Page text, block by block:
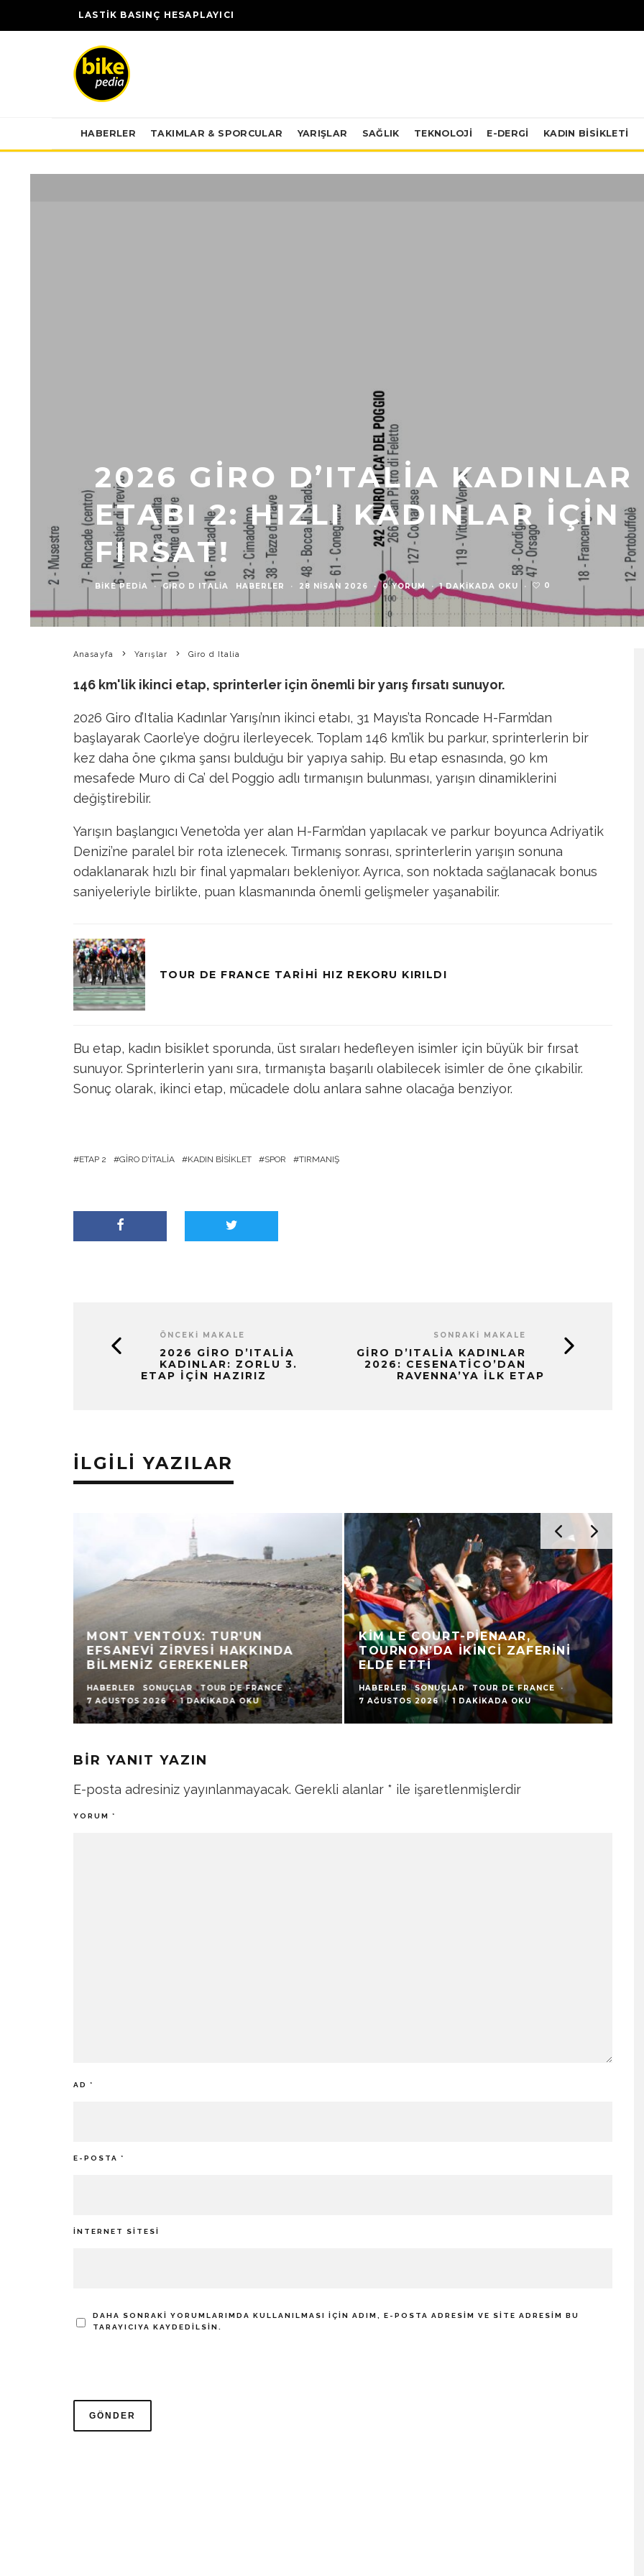
LASTİK BASINÇ HESAPLAYICI
HABERLER TAKIMLAR & SPORCULAR YARIŞLAR SAĞLIK TEKNOLOJI E-DERGİ KADIN BISIKLETI
2026 GIRO D’ITALIA KADINLAR
ETABI 2: HIZLI KADINLAR İÇIN
FIRSAT!
BIKE PEDIA · GIRO D ITALIA HABERLER · 28 NISAN 2026 · 0 YORUM · 1 DAKIKADA OKU · 0
Anasayfa Yarışlar Giro d Italia
146 km'lik ikinci etap, sprinterler için önemli bir yarış fırsatı sunuyor.
2026 Giro d’Italia Kadınlar Yarışı’nın ikinci etabı, 31 Mayıs’ta Roncade H-Farm’dan
başlayarak Caorle’ye doğru ilerleyecek. Toplam 146 km’lik bu parkur, sprinterlerin bir
kez daha öne çıkma şansı bulduğu bir yapıya sahip. Bu etap esnasında, 90 km
mesafede Muro di Ca’ del Poggio adlı tırmanışın bulunması, yarışın dinamiklerini
değiştirebilir.
Yarışın başlangıcı Veneto’da yer alan H-Farm’dan yapılacak ve parkur boyunca Adriyatik
Denizi’ne paralel bir rota izlenecek. Tırmanış sonrası, sprinterlerin yarışın sonuna
odaklanarak hızlı bir final yapmaları bekleniyor. Ayrıca, son noktada sağlanacak bonus
saniyeleriyle birlikte, puan klasmanında önemli gelişmeler yaşanabilir.
TOUR DE FRANCE TARIHI HIZ REKORU KIRILDI
Bu etap, kadın bisiklet sporunda, üst sıraları hedefleyen isimler için büyük bir fırsat
sunuyor. Sprinterlerin yanı sıra, tırmanışta başarılı olabilecek isimler de öne çıkabilir.
Sonuç olarak, ikinci etap, mücadele dolu anlara sahne olacağa benziyor.
ETAP 2 GIRO D'ITALIA KADIN BISIKLET SPOR TIRMANIŞ
ÖNCEKI MAKALE
2026 GIRO D’ITALIA
KADINLAR: ZORLU 3.
ETAP İÇIN HAZIRIZ
SONRAKI MAKALE
GIRO D’ITALIA KADINLAR
2026: CESENATICO’DAN
RAVENNA’YA İLK ETAP
İLGILI YAZILAR
MONT VENTOUX: TUR’UN
EFSANEVI ZIRVESI HAKKINDA
BILMENIZ GEREKENLER
HABERLER SONUÇLAR TOUR DE FRANCE
·
7 AĞUSTOS 2026
· 1 DAKIKADA OKU
KIM LE COURT-PIENAAR,
TOURNON’DA İKINCI ZAFERINI
ELDE ETTI
HABERLER SONUÇLAR TOUR DE FRANCE
·
7 AĞUSTOS 2026
· 1 DAKIKADA OKU
6
BIR YANIT YAZIN
E-posta adresiniz yayınlanmayacak. Gerekli alanlar * ile işaretlenmişlerdir
YORUM *
AD *
E-POSTA *
İNTERNET SITESI
DAHA SONRAKI YORUMLARIMDA KULLANILMASI IÇIN ADIM, E-POSTA ADRESIM VE SITE ADRESIM BU
TARAYICIYA KAYDEDILSIN.